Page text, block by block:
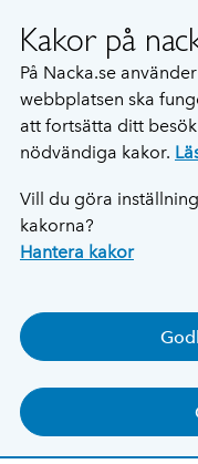
Kakor på
På Nacka.se
webbplatsen ska
att fortsätta ditt
nödvändiga kakor.
Vill du göra
kakorna?
Hantera kakor